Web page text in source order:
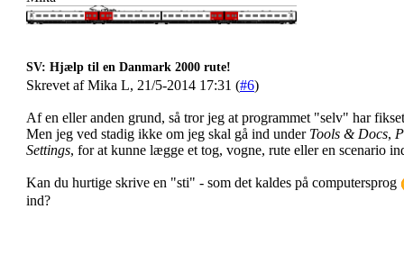
SV: Hjælp til en Danmark 2000 rute!
Skrevet af Mika L, 21/5-2014 17:31 (#6)
Af en eller anden grund, så tror jeg at programmet "selv" har
Men jeg ved stadig ikke om jeg skal gå ind under Tools & Docs,
Settings, for at kunne lægge et tog, vogne, rute eller en scenario
Kan du hurtige skrive en "sti" - som det kaldes på computersprog
ind?